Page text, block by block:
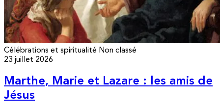
Célébrations et spiritualité Non classé
23 juillet 2026
Marthe, Marie et Lazare : les amis de
Jésus